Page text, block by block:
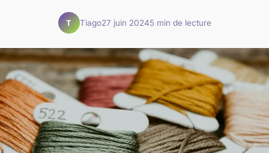
T Tiago27 juin 20245 min de lecture